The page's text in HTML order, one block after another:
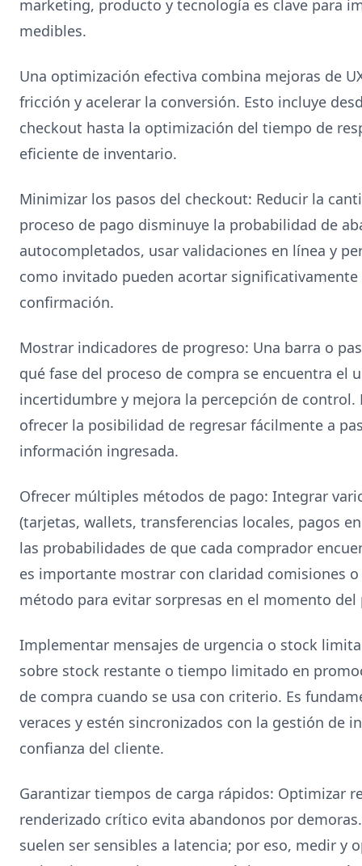
marketing, producto y tecnología es clave para
medibles.
Una optimización efectiva combina mejoras de
fricción y acelerar la conversión. Esto incluye
checkout hasta la optimización del tiempo de
eficiente de inventario.
Minimizar los pasos del checkout: Reducir la
proceso de pago disminuye la probabilidad de
autocompletados, usar validaciones en línea y
como invitado pueden acortar
confirmación.
Mostrar indicadores de progreso: Una barra o
qué fase del proceso de compra se encuentra el
incertidumbre y mejora la percepción de control.
ofrecer la posibilidad de regresar fácilmente a
información ingresada.
Ofrecer múltiples métodos de pago: Integrar
(tarjetas, wallets, transferencias locales, pagos
las probabilidades de que cada comprador
es importante mostrar con claridad comisiones
método para evitar sorpresas en el momento del
Implementar mensajes de urgencia o stock
sobre stock restante o tiempo limitado en
de compra cuando se usa con criterio. Es
veraces y estén sincronizados con la gestión de
confianza del cliente.
Garantizar tiempos de carga rápidos: Optimizar
renderizado crítico evita abandonos por
suelen ser sensibles a latencia; por eso, medir y